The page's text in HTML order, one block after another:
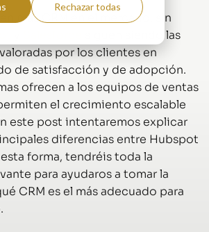
Rechazar todas
más CRM en el mercado, sin
siguen siendo las
por los clientes en
de satisfacción y de adopción.
ofrecen a los equipos de ventas
el crecimiento escalable
este post intentaremos explicar
diferencias entre Hubspot
forma, tendréis toda la
para ayudaros a tomar la
CRM es el más adecuado para